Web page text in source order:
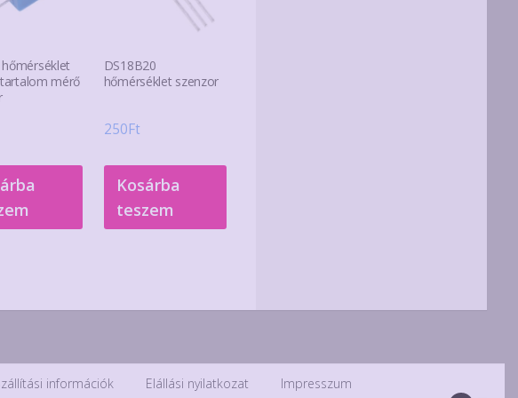
mérő
DS18B20
hőmérséklet szenzor
250Ft
Kosárba
teszem
információk Elállási nyilatkozat Impresszum